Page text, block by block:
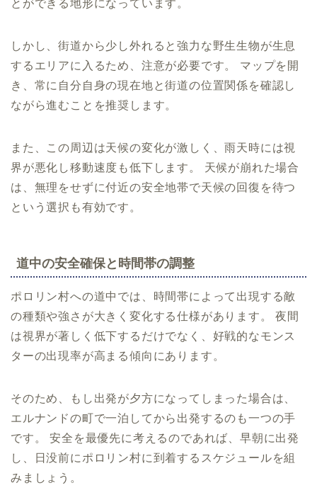
とができる地形になっています。
しかし、街道から少し外れると強力な野生生物が生息
するエリアに入るため、注意が必要です。 マップを開
き、常に自分自身の現在地と街道の位置関係を確認し
ながら進むことを推奨します。
また、この周辺は天候の変化が激しく、雨天時には視
界が悪化し移動速度も低下します。 天候が崩れた場合
は、無理をせずに付近の安全地帯で天候の回復を待つ
という選択も有効です。
道中の安全確保と時間帯の調整
ポロリン村への道中では、時間帯によって出現する敵
の種類や強さが大きく変化する仕様があります。 夜間
は視界が著しく低下するだけでなく、好戦的なモンス
ターの出現率が高まる傾向にあります。
そのため、もし出発が夕方になってしまった場合は、
エルナンドの町で一泊してから出発するのも一つの手
です。 安全を最優先に考えるのであれば、早朝に出発
し、日没前にポロリン村に到着するスケジュールを組
みましょう。